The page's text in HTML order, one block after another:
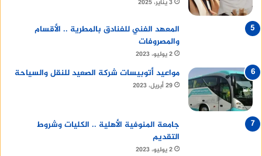
3 يناير، 2025
المعهد الفني للفنادق بالمطرية .. الأقسام
والمصروفات
2 يوليو، 2023
مواعيد أتوبيسات شركة الصعيد للنقل والسياحة
29 أبريل، 2023
جامعة المنوفية الأهلية .. الكليات وشروط
التقديم
2 يوليو، 2023